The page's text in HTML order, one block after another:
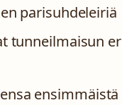
parisuhdeleiriä
tunneilmaisun